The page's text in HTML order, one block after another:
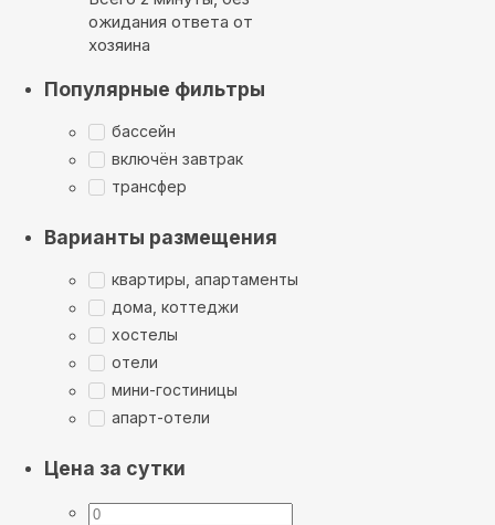
ожидания ответа от
хозяина
Популярные фильтры
бассейн
включён завтрак
трансфер
Варианты размещения
квартиры, апартаменты
дома, коттеджи
хостелы
отели
мини-гостиницы
апарт-отели
Цена за сутки